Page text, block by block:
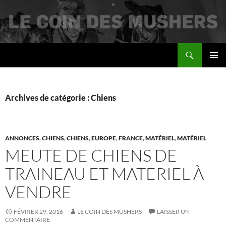
Archives de catégorie : Chiens
ANNONCES,CHIENS,CHIENS,EUROPE,FRANCE,MATÉRIEL,MATÉRIEL
MEUTE DE CHIENS DE
TRAINEAU ET MATERIEL À
VENDRE
FÉVRIER 29, 2016 LE COIN DES MUSHERS
LAISSER UN
COMMENTAIRE